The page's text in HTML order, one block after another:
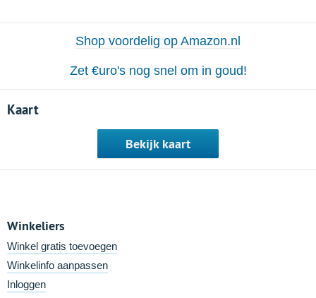
Shop voordelig op Amazon.nl
Zet €uro's nog snel om in goud!
Kaart
Bekijk kaart
Winkeliers
Winkel gratis toevoegen
Winkelinfo aanpassen
Inloggen